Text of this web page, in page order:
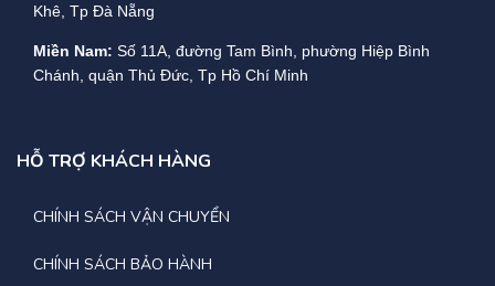
Khê, Tp Đà Nẵng
Miền Nam: Số 11A, đường Tam Bình, phường Hiệp Bình
Chánh, quận Thủ Đức, Tp Hồ Chí Minh
HỖ TRỢ KHÁCH HÀNG
CHÍNH SÁCH VẬN CHUYỂN
CHÍNH SÁCH BẢO HÀNH